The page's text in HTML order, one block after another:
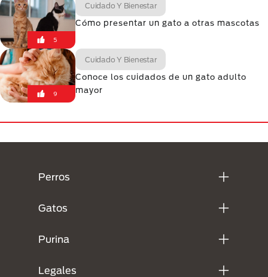
5
Cuidado Y Bienestar
Cómo presentar un gato a otras mascotas
9
Cuidado Y Bienestar
Conoce los cuidados de un gato adulto
mayor
Perros
Gatos
Purina
Legales